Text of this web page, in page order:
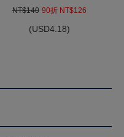
NT$140 90折 NT$126
(USD4.18)